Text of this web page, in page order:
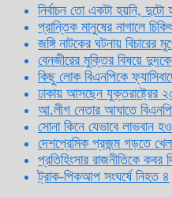
নির্বাচন তো একটা হয়নি, দুটো
প্রান্তিক মানুষের নাগালে
জঙ্গি নাটকের ঘটনায়
বেনজীরের মুক্তির বিষয়ে
কিছু লোক বিএনপিকে
ঢাকায় আসছেন যুক্তরাষ্ট্রের
আ.লীগ নেতার আঘাতে
সোনা কিনে যেভাবে লাভবান
দেশপ্রেমিক প্রজন্ম গড়তে
প্রতিহিংসার রাজনীতিকে
ট্রাক-পিকআপ সংঘর্ষে নিহত ৪